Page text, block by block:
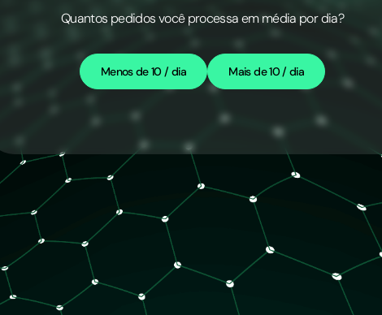
Quantos pedidos você processa em média por dia?
Menos de 10 / dia Mais de 10 / dia